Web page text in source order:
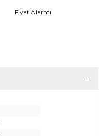
Fiyat Alarmı